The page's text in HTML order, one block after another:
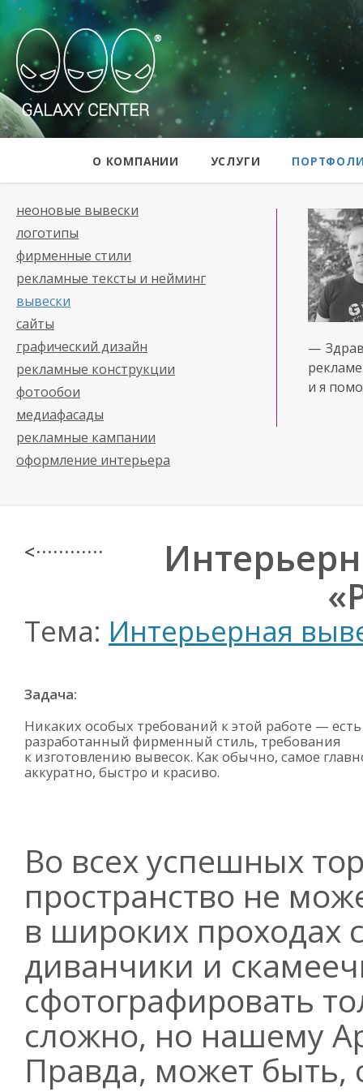
Galaxy Center
О КОМПАНИИ УСЛУГИ
неоновые вывески
логотипы
фирменные стили
рекламные тексты и нейминг
вывески
сайты
графический дизайн
рекламные конструкции
фотообои
медиафасады
рекламные кампании
оформление интерьера
—
и я
< · · · · · · · · · · · ·
Тема: Интерьерная
Задача:
Никаких особых требований к этой работе — есть
разработанный фирменный стиль, требования
к изготовлению вывесок. Как обычно, самое
аккуратно, быстро и красиво.
Во всех успешных
пространство не
в широких проходах
диванчики и
сфотографировать
сложно, но нашему
Правда, может быть,